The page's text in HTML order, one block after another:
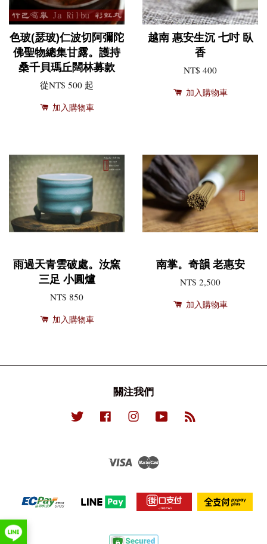
色玻(瑟玻)仁波切阿彌陀
佛聖物總集甘露。護持
桑千貝瑪丘闊林募款
從NT$ 500 起
加入購物車
越南 惠安生沉 七吋 臥
香
NT$ 400
加入購物車
雨過天青雲破處。汝窯
三足 小圓爐
NT$ 850
加入購物車
南掌。奇韻 老惠安
NT$ 2,500
加入購物車
關注我們
Twitter Facebook Instagram YouTube
Visa